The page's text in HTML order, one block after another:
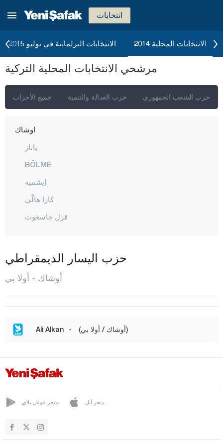
انتخابات
الانتخابات البرلمانية في يوليو 2015 الانتخابات المحلية 2014
مرشحي الانتخابات المحلية التركية
جميع الأحزاب حزب العدالة والتنمية حزب الشعب الجمهوري
شرناق
سيفاس
تكيرداغ
توكات
طونجالي
أوشاك
باناز
BÖLME
إيشميه
كارا هالّي
قزل جاسغوت
بينار باشي
سيفاسلي
أولا بي
فان
يالوفا
حزب اليسار الديمقراطي
أوشاك - أولا بي
Ali Alkan - (أوشاك / أولا بي)
متجر غوغل بلاي متجر آبل